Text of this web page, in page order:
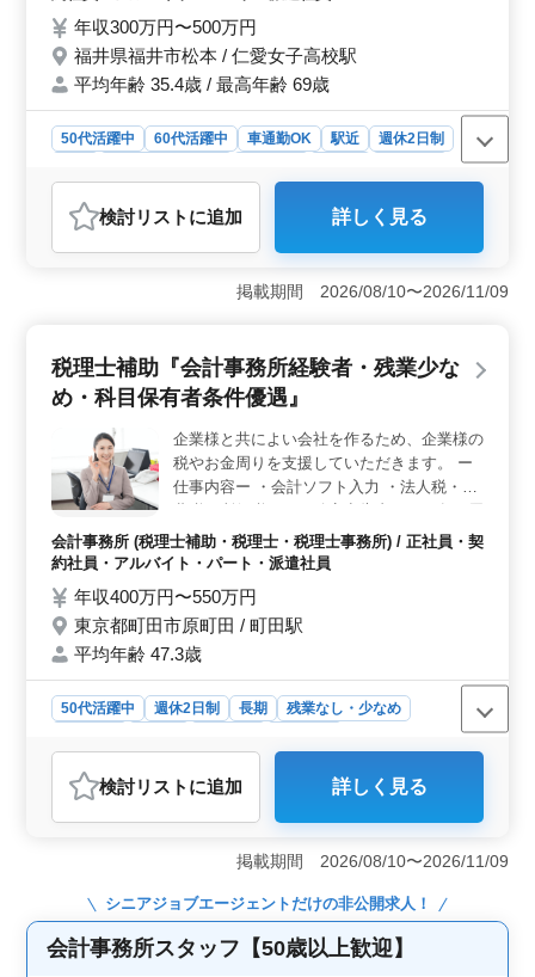
年収300万円〜500万円
福井県福井市松本 / 仁愛女子高校駅
平均年齢 35.4歳 / 最高年齢 69歳
50代活躍中 60代活躍中 車通勤OK 駅近
週休2日制
アルバイト・パート
おすすめポイント
＜柔軟な働き方も可能＞ この求人は正社員からパート
まで多様な雇用形態を提供しており、それぞれのライフ
スタイルに合わせた勤務体系が選べます。時短勤務の選
います。 ＜アクセスの良さ＞ 仁愛女子高校駅から
近く、通勤が便利な立地です。また、車通勤も可能であ
な利点です。これにより、福井市内だけでなく周辺地域
からも無理なく通勤が可能です。 ＜経験活用＞ 会
計事務所での勤務経験が5年以上ある方を対象としてお
り、これまでの経験を存分に活かせる環境が整っていま
す。50代、60代の中高年層も積極的に採用しており、ブ
ランクがある方も歓迎されています。専門知識を生か
し、安心して長く働ける職場です。
検討リスト に追加 詳しく見る
掲載期間 2026/08/10〜2026/11/09
税理士補助『会計事務所経験者・残業少な
め・科目保有者条件優遇』
企業様と共によい会社を作るため、企業様の
税やお金周りを支援していただきます。 ー
仕事内容ー ・会計ソフト入力 ・法人税・消
出書作成 ・年末調整計算、法定調書作成 ・
申告書作成 ・給与計算 ・電話応対 ・会社設
ン会計事務所経験者歓迎 ◎町田駅駅チカ ◎
少数でのアットホームな事務所
会計事務所 (税理士補助・税理士・税理士事務所) / 正社員・契
約社員・アルバイト・パート・派遣社員
年収400万円〜550万円
東京都町田市原町田 / 町田駅
平均年齢 47.3歳
50代活躍中 週休2日制 長期
残業なし・少なめ
会計事務所
おすすめポイント
＜経験者歓迎・残業少なめ＞ 当社では、経験豊富な会
計事務所の経験者を歓迎しています。長年培った知識や
スキルを活かし、お客様の税務や経理業務をサポートし
てください。また残業が少ないため、プライベートの時
間も大切にできます。 ＜町田駅チカ・アットホーム
な職場＞ 町田駅から徒歩圏内に位置し、アクセスが便
利です。小規模ながらもアットホームな雰囲気の職場
検討リスト に追加 詳しく見る
掲載期間 2026/08/10〜2026/11/09
シニアジョブエージェントだけの非公開求人！
会計事務所スタッフ【50歳以上歓迎】